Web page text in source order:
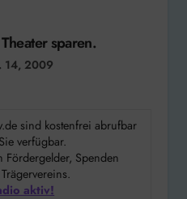
sparen.
14, 2009
sind kostenfrei abrufbar
verfügbar.
Spenden
aktiv!